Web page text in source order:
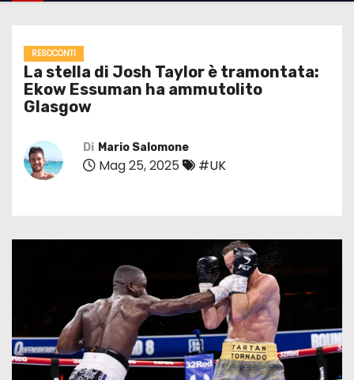
RESOCONTI
La stella di Josh Taylor è tramontata:
Ekow Essuman ha ammutolito
Glasgow
Di Mario Salomone
Mag 25, 2025 #UK